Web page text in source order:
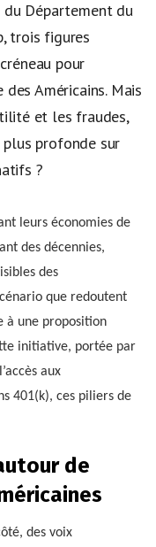
du Département du
trois figures
pour
Américains. Mais
et les fraudes,
profonde sur
?
leurs économies de
des décennies,
des
que redoutent
à une proposition
initiative, portée par
aux
401(k), ces piliers de
de
des voix